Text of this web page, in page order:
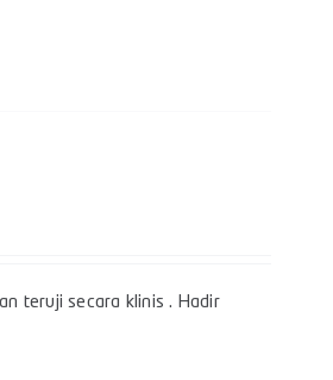
teruji secara klinis . Hadir